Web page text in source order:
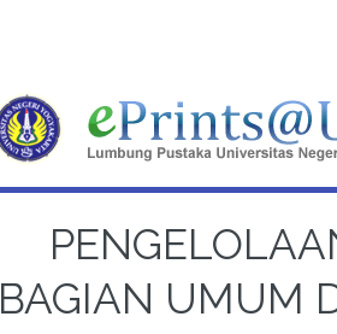
BAGIAN UMUM